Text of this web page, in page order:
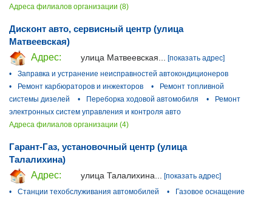
Адреса филиалов организации (8)
Дисконт авто, сервисный центр (улица
Матвеевская)
Адрес:
улица Матвеевская...
[показать адрес]
•
Заправка и устранение неисправностей автокондиционеров
•
Ремонт карбюраторов и инжекторов •
Ремонт топливной
системы дизелей
• Переборка ходовой автомобиля •
Ремонт
электронных систем управления и контроля авто
Адреса филиалов организации (4)
Гарант-Газ, установочный центр (улица
Талалихина)
Адрес:
улица Талалихина...
[показать адрес]
•
Станции техобслуживания автомобилей •
Газовое оснащение